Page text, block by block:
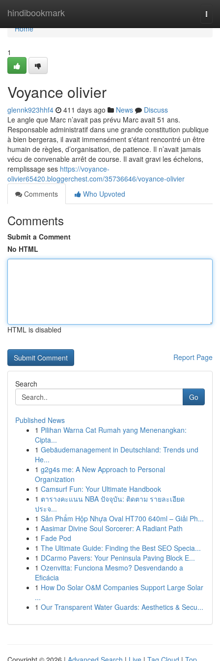
hindibookmark
Home
Home
1
Voyance olivier
glennk923hhf4 411 days ago News
Discuss
Le angle que Marc n’avait pas prévu Marc avait 51 ans.
Responsable administratif dans une grande constitution publique
à bien bergeras, il avait immensément s'étant rencontré un être
humain de règles, d’organisation, de patience. Il n’avait jamais
vécu de convenable arrêt de course. Il avait gravi les échelons,
remplissage ses https://voyance-
olivier65420.bloggerchest.com/35736646/voyance-olivier
Comments
Who Upvoted
Comments
Submit a Comment
No HTML
HTML is disabled
Report Page
Search
Go
Published News
1 Pilihan Warna Cat Rumah yang Menenangkan:
Cipta...
1 Gebäudemanagement in Deutschland: Trends und
He...
1 g2g4s me: A New Approach to Personal
Organization
1 Camsurf Fun: Your Ultimate Handbook
1 ตารางคะแนน NBA ปัจจุบัน: ติดตาม รายละเอียด
ประจ...
1 Sản Phẩm Hộp Nhựa Oval HT700 640ml – Giải Ph...
1 Aasimar Divine Soul Sorcerer: A Radiant Path
1 Fade Pod
1 The Ultimate Guide: Finding the Best SEO Specia...
1 DCarmo Pavers: Your Peninsula Paving Block E...
1 Ozenvitta: Funciona Mesmo? Desvendando a
Eficácia
1 How Do Solar O&M Companies Support Large Solar
...
1 Our Transparent Water Guards: Aesthetics & Secu...